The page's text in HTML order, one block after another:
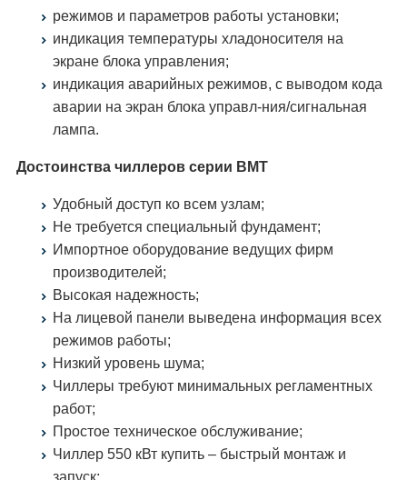
режимов и параметров работы установки;
индикация температуры хладоносителя на
экране блока управления;
индикация аварийных режимов, с выводом кода
аварии на экран блока управл-ния/сигнальная
лампа.
Достоинства чиллеров серии ВМТ
Удобный доступ ко всем узлам;
Не требуется специальный фундамент;
Импортное оборудование ведущих фирм
производителей;
Высокая надежность;
На лицевой панели выведена информация всех
режимов работы;
Низкий уровень шума;
Чиллеры требуют минимальных регламентных
работ;
Простое техническое обслуживание;
Чиллер 550 кВт купить – быстрый монтаж и
запуск;